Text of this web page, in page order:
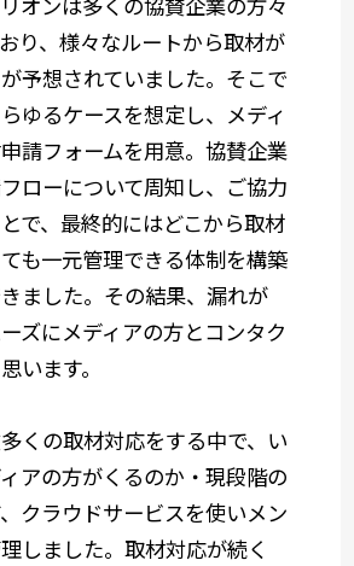
り、様々なルートから取材が
予想されていました。 そこで
ゆるケースを想定し、メディ
請フォームを用意。協賛企業
ローについて周知し、ご協力
で、最終的にはどこから取材
も一元管理できる体制を構築
ました。 その結果、漏れが
ズにメディアの方とコンタク
います。
くの取材対応をする中で、い
アの方がくるのか・現段階の
クラウドサービスを使いメン
しました。取材対応が続く